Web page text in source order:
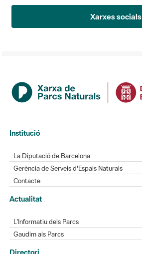
Xarxes socials
Institució
La Diputació de Barcelona
Gerència de Serveis d'Espais Naturals
Contacte
Actualitat
L'Informatiu dels Parcs
Gaudim als Parcs